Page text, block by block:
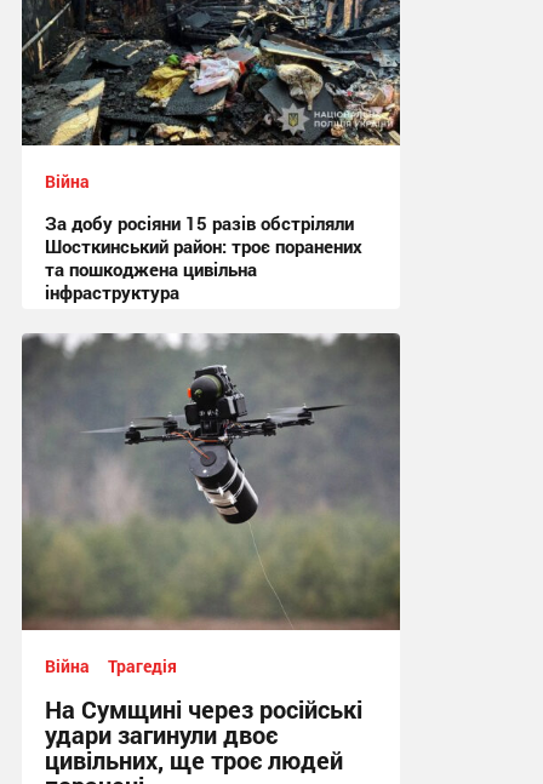
Війна
За добу росіяни 15 разів обстріляли
Шосткинський район: троє поранених
та пошкоджена цивільна
інфраструктура
08:41 сьогодні
Війна Трагедія
На Сумщині через російські
удари загинули двоє
цивільних, ще троє людей